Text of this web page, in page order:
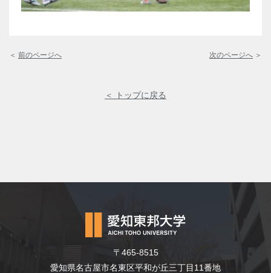
＜ 前のページへ 次のページへ ＞
＜ トップに戻る
〒465-8515
愛知県名古屋市名東区平和が丘三丁目11番地